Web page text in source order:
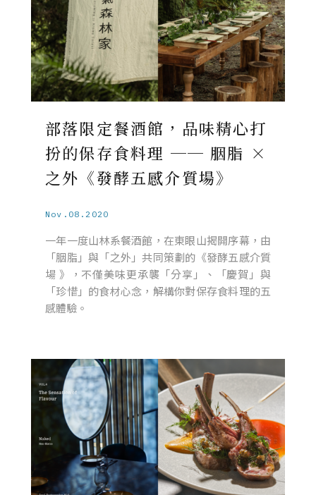
部落限定餐酒館，品味精心打
扮的保存食料理 ── 胭脂 ×
之外《發酵五感介質場》
Nov.08.2020
一年一度山林系餐酒館，在東眼山揭開序幕，由
「胭脂」與「之外」共同策劃的《發酵五感介質
場 》，不僅美味更承襲「分享」、「慶賀」與
「珍惜」的食材心念，解構你對保存食料理的五
感體驗。